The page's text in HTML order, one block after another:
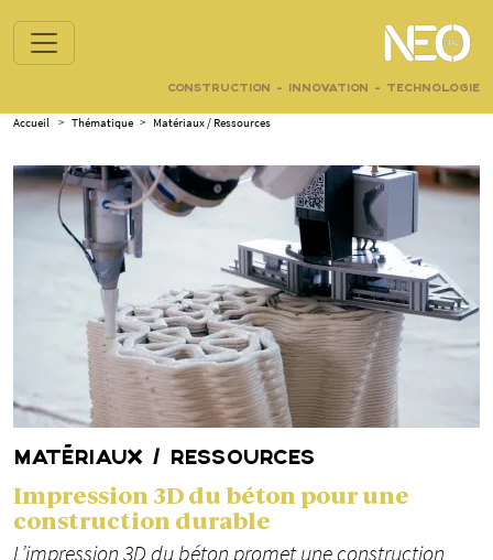
CONSTRUCTION - INNOVATION - TECHNOLOGIE
Accueil > Thématique > Matériaux / Ressources
MATÉRIAUX / RESSOURCES
Impression 3D du béton pour une
construction durable
L’impression 3D du béton promet une construction